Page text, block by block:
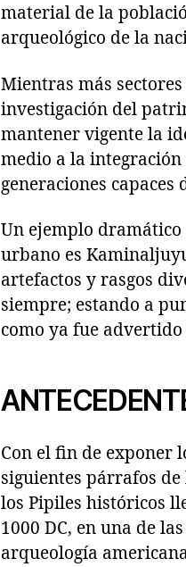
material de la
arqueológico de la
Mientras más
investigación del
mantener vigente la
medio a la integración
generaciones
Un ejemplo
urbano es
artefactos y rasgos
siempre; estando a
como ya fue
Con el fin de exponer
siguientes párrafos
los Pipiles históricos
1000 DC, en una de
arqueología